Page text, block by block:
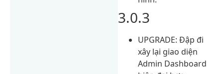
3.0.3
UPGRADE: Đập đi
xây lại giao diện
Admin Dashboard